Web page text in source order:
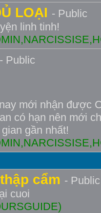
LOẠI - Public
linh tinh!
- Public
mới nhận được
có hạn nên mới
gần nhất!
cẩm - Public
cuoi